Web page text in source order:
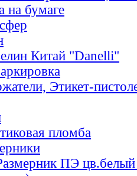
на бумаге
Китай "Danelli"
Этикет-
пломба
ПЭ цв.белый